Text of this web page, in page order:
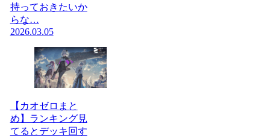
持っておきたいか
らな…
2026.03.05
【カオゼロまと
め】ランキング見
てるとデッキ回す